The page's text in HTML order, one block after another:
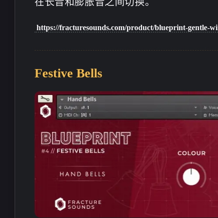
https://fracturesounds.com/product/blueprint-gentle-
Festive Bells